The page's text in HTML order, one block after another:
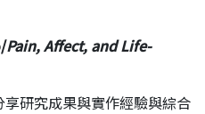
Pain, Affect, and Life-
研究成果與實作經驗與綜合